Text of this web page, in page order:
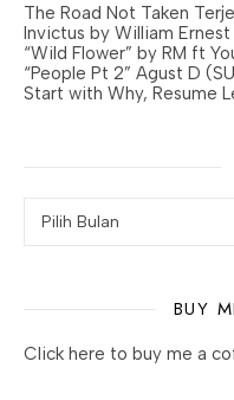
The Road Not Taken
Invictus by William
“Wild Flower” by RM ft
“People Pt 2” Agust D
Start with Why, Resume
BUY
Click here to buy me a